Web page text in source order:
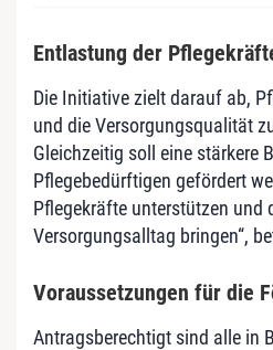
Entlastung der
Die Initiative zielt darauf ab,
und die Versorgungsqualität
Gleichzeitig soll eine stärkere
Pflegebedürftigen gefördert
Pflegekräfte unterstützen und
Versorgungsalltag bringen“,
Voraussetzungen für die
Antragsberechtigt sind alle in